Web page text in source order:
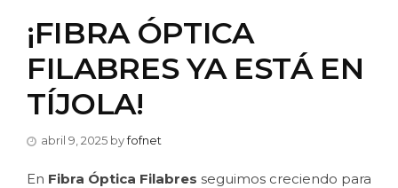
¡FIBRA ÓPTICA
FILABRES YA ESTÁ EN
TÍJOLA!
abril 9, 2025 byfofnet
En Fibra Óptica Filabres seguimos creciendo para